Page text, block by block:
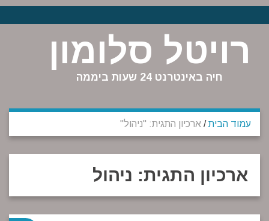
רויטל סלומון
חיה באינטרנט 24 שעות ביממה
עמוד הבית / ארכיון התגית: "ניהול"
ארכיון התגית: ניהול